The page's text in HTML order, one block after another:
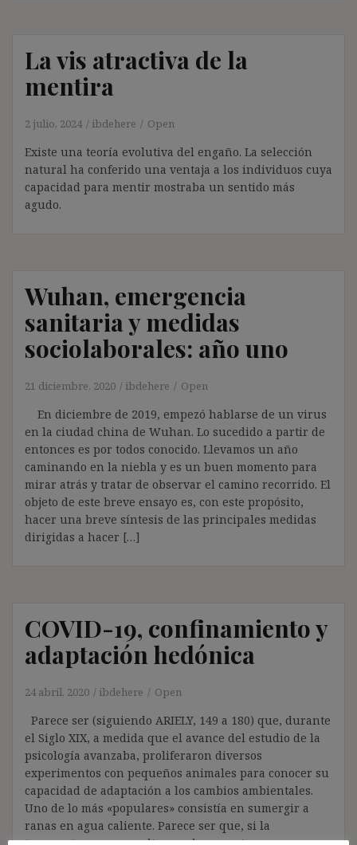
La vis atractiva de la
mentira
2 julio, 2024 ibdehere Open
Existe una teoría evolutiva del engaño. La selección
natural ha conferido una ventaja a los individuos cuya
capacidad para mentir mostraba un sentido más
agudo.
Wuhan, emergencia
sanitaria y medidas
sociolaborales: año uno
21 diciembre, 2020 ibdehere Open
En diciembre de 2019, empezó hablarse de un virus
en la ciudad china de Wuhan. Lo sucedido a partir de
entonces es por todos conocido. Llevamos un año
caminando en la niebla y es un buen momento para
mirar atrás y tratar de observar el camino recorrido. El
objeto de este breve ensayo es, con este propósito,
hacer una breve síntesis de las principales medidas
dirigidas a hacer […]
COVID-19, confinamiento y
adaptación hedónica
24 abril, 2020 ibdehere Open
Parece ser (siguiendo ARIELY, 149 a 180) que, durante
el Siglo XIX, a medida que el avance del estudio de la
psicología avanzaba, proliferaron diversos
experimentos con pequeños animales para conocer su
capacidad de adaptación a los cambios ambientales.
Uno de lo más «populares» consistía en sumergir a
ranas en agua caliente. Parece ser que, si la